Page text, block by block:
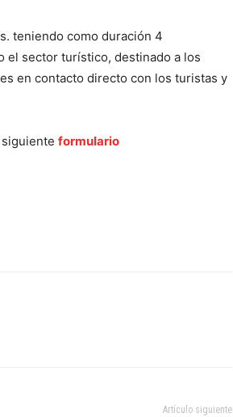
teniendo como duración 4
el sector turístico, destinado a los
en contacto directo con los turistas y
formulario
Artículo siguiente